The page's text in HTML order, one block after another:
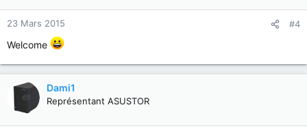
23 Mars 2015 #4
Welcome
Dami1
Représentant ASUSTOR